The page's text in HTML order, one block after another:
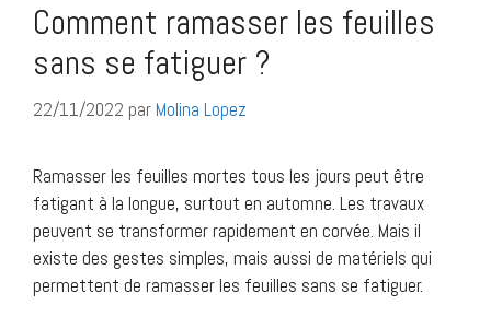
Comment ramasser les feuilles
sans se fatiguer ?
22/11/2022 par Molina Lopez
Ramasser les feuilles mortes tous les jours peut être
fatigant à la longue, surtout en automne. Les travaux
peuvent se transformer rapidement en corvée. Mais il
existe des gestes simples, mais aussi de matériels qui
permettent de ramasser les feuilles sans se fatiguer.